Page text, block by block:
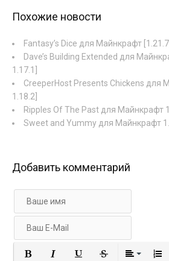
Похожие новости
Fantasy’s Dice для Майнкрафт
Dave’s Building Extended для
1.17.1]
CreeperHost Presents Chickens для
1.18.2]
Ripples Of The Past для Майнкрафт
Sweet and Yummy для Майнкрафт
Добавить комментарий